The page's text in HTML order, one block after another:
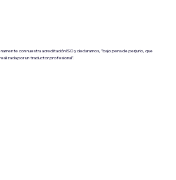
con nuestra acreditación ISO y declaramos, "bajo pena de perjurio, que
por un traductor profesional".